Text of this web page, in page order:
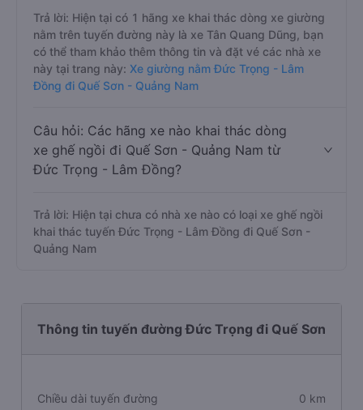
Trả lời: Hiện tại có 1 hãng xe khai thác dòng xe giường
nằm trên tuyến đường này là xe Tân Quang Dũng, bạn
có thể tham khảo thêm thông tin và đặt vé các nhà xe
này tại trang này: Xe giường nằm Đức Trọng - Lâm
Đồng đi Quế Sơn - Quảng Nam
Câu hỏi: Các hãng xe nào khai thác dòng
xe ghế ngồi đi Quế Sơn - Quảng Nam từ
Đức Trọng - Lâm Đồng?
Trả lời: Hiện tại chưa có nhà xe nào có loại xe ghế ngồi
khai thác tuyến Đức Trọng - Lâm Đồng đi Quế Sơn -
Quảng Nam
Thông tin tuyến đường Đức Trọng đi Quế Sơn
Chiều dài tuyến đường 0 km